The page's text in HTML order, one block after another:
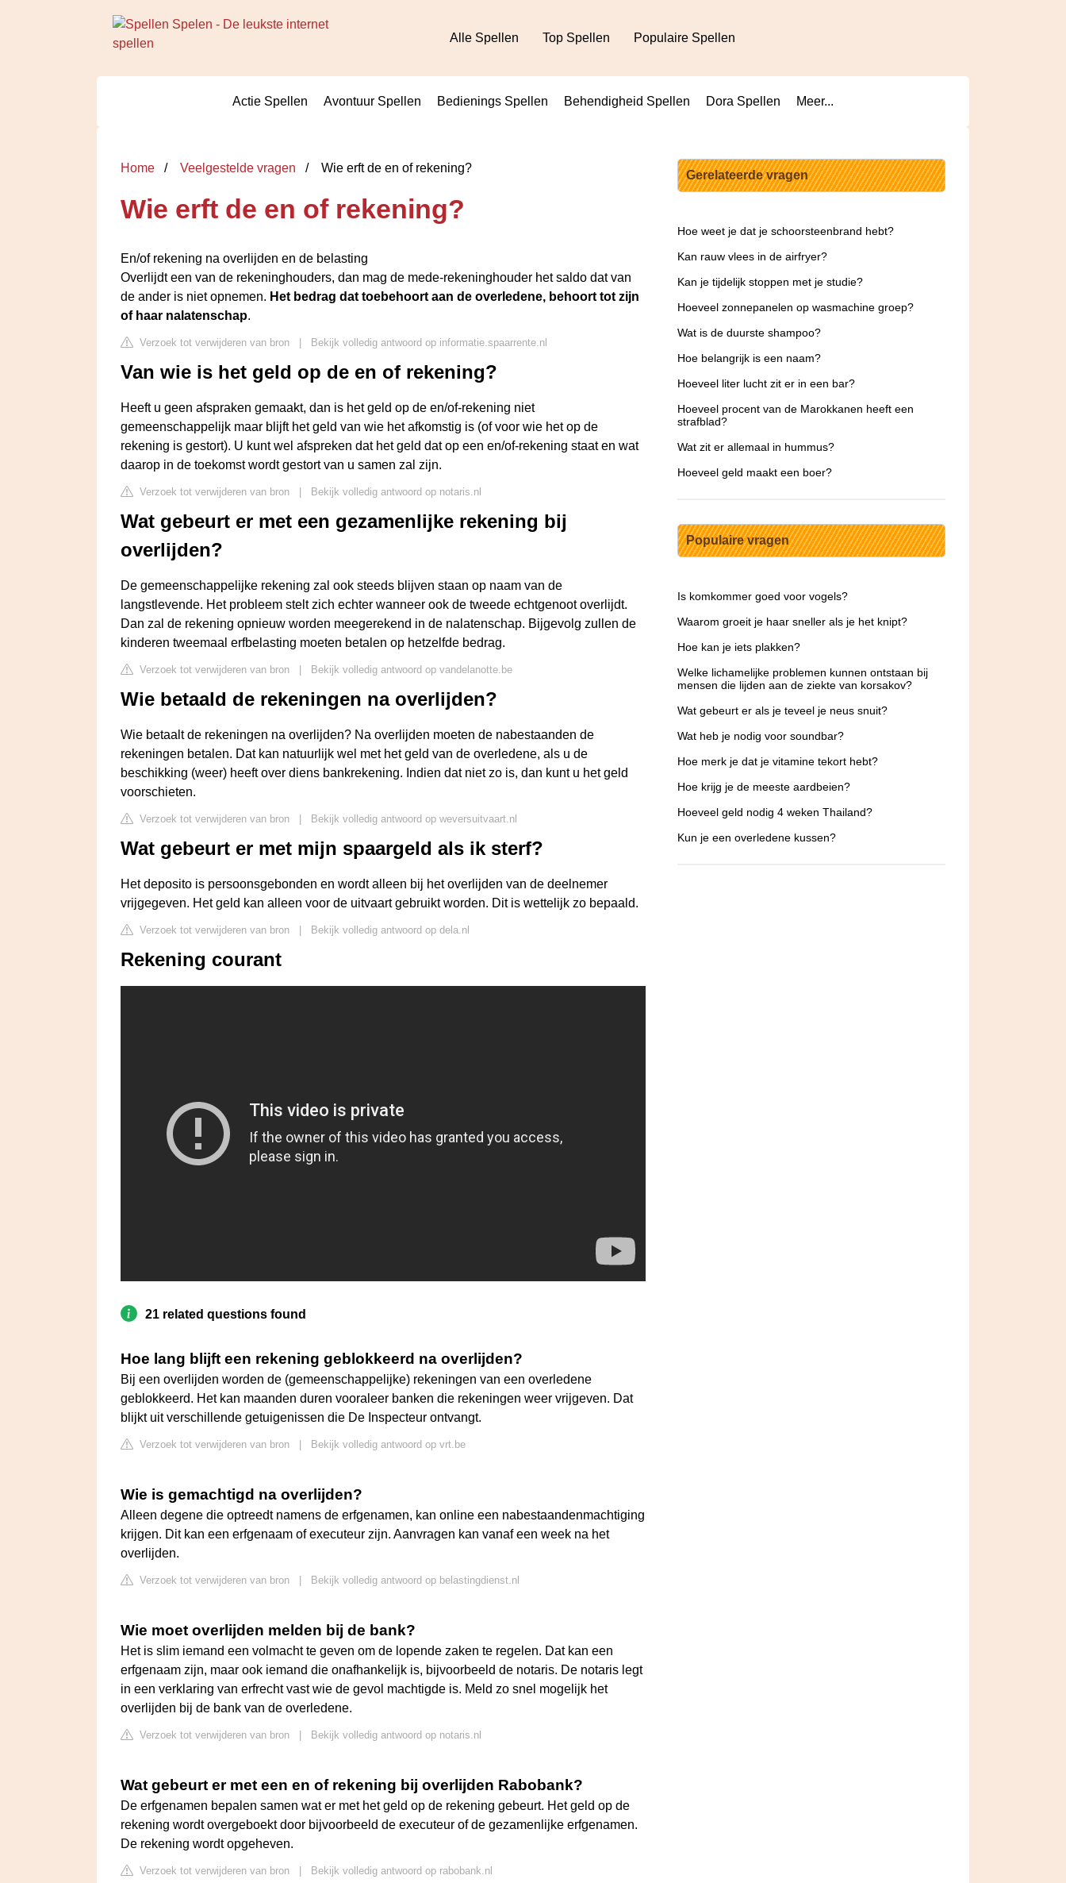
Alle Spellen Top Spellen Populaire Spellen
Actie Spellen Avontuur Spellen Bedienings Spellen Behendigheid Spellen Dora Spellen Meer...
Home Veelgestelde vragen Wie erft de en of rekening?
Wie erft de en of rekening?
En/of rekening na overlijden en de belasting
Overlijdt een van de rekeninghouders, dan mag de mede-rekeninghouder het saldo dat van
de ander is niet opnemen. Het bedrag dat toebehoort aan de overledene, behoort tot zijn
of haar nalatenschap.
Verzoek tot verwijderen van bron Bekijk volledig antwoord op informatie.spaarrente.nl
Van wie is het geld op de en of rekening?
Heeft u geen afspraken gemaakt, dan is het geld op de en/of-rekening niet
gemeenschappelijk maar blijft het geld van wie het afkomstig is (of voor wie het op de
rekening is gestort). U kunt wel afspreken dat het geld dat op een en/of-rekening staat en wat
daarop in de toekomst wordt gestort van u samen zal zijn.
Verzoek tot verwijderen van bron Bekijk volledig antwoord op notaris.nl
Wat gebeurt er met een gezamenlijke rekening bij
overlijden?
De gemeenschappelijke rekening zal ook steeds blijven staan op naam van de
langstlevende. Het probleem stelt zich echter wanneer ook de tweede echtgenoot overlijdt.
Dan zal de rekening opnieuw worden meegerekend in de nalatenschap. Bijgevolg zullen de
kinderen tweemaal erfbelasting moeten betalen op hetzelfde bedrag.
Verzoek tot verwijderen van bron Bekijk volledig antwoord op vandelanotte.be
Wie betaald de rekeningen na overlijden?
Wie betaalt de rekeningen na overlijden? Na overlijden moeten de nabestaanden de
rekeningen betalen. Dat kan natuurlijk wel met het geld van de overledene, als u de
beschikking (weer) heeft over diens bankrekening. Indien dat niet zo is, dan kunt u het geld
voorschieten.
Verzoek tot verwijderen van bron Bekijk volledig antwoord op weversuitvaart.nl
Wat gebeurt er met mijn spaargeld als ik sterf?
Het deposito is persoonsgebonden en wordt alleen bij het overlijden van de deelnemer
vrijgegeven. Het geld kan alleen voor de uitvaart gebruikt worden. Dit is wettelijk zo bepaald.
Verzoek tot verwijderen van bron Bekijk volledig antwoord op dela.nl
Rekening courant
21 related questions found
Hoe lang blijft een rekening geblokkeerd na overlijden?
Bij een overlijden worden de (gemeenschappelijke) rekeningen van een overledene
geblokkeerd. Het kan maanden duren vooraleer banken die rekeningen weer vrijgeven. Dat
blijkt uit verschillende getuigenissen die De Inspecteur ontvangt.
Verzoek tot verwijderen van bron Bekijk volledig antwoord op vrt.be
Wie is gemachtigd na overlijden?
Alleen degene die optreedt namens de erfgenamen, kan online een nabestaandenmachtiging
krijgen. Dit kan een erfgenaam of executeur zijn. Aanvragen kan vanaf een week na het
overlijden.
Verzoek tot verwijderen van bron Bekijk volledig antwoord op belastingdienst.nl
Wie moet overlijden melden bij de bank?
Het is slim iemand een volmacht te geven om de lopende zaken te regelen. Dat kan een
erfgenaam zijn, maar ook iemand die onafhankelijk is, bijvoorbeeld de notaris. De notaris legt
in een verklaring van erfrecht vast wie de gevol machtigde is. Meld zo snel mogelijk het
overlijden bij de bank van de overledene.
Verzoek tot verwijderen van bron Bekijk volledig antwoord op notaris.nl
Wat gebeurt er met een en of rekening bij overlijden Rabobank?
De erfgenamen bepalen samen wat er met het geld op de rekening gebeurt. Het geld op de
rekening wordt overgeboekt door bijvoorbeeld de executeur of de gezamenlijke erfgenamen.
De rekening wordt opgeheven.
Verzoek tot verwijderen van bron Bekijk volledig antwoord op rabobank.nl
Gerelateerde vragen
Hoe weet je dat je schoorsteenbrand hebt?
Kan rauw vlees in de airfryer?
Kan je tijdelijk stoppen met je studie?
Hoeveel zonnepanelen op wasmachine groep?
Wat is de duurste shampoo?
Hoe belangrijk is een naam?
Hoeveel liter lucht zit er in een bar?
Hoeveel procent van de Marokkanen heeft een
strafblad?
Wat zit er allemaal in hummus?
Hoeveel geld maakt een boer?
Populaire vragen
Is komkommer goed voor vogels?
Waarom groeit je haar sneller als je het knipt?
Hoe kan je iets plakken?
Welke lichamelijke problemen kunnen ontstaan bij
mensen die lijden aan de ziekte van korsakov?
Wat gebeurt er als je teveel je neus snuit?
Wat heb je nodig voor soundbar?
Hoe merk je dat je vitamine tekort hebt?
Hoe krijg je de meeste aardbeien?
Hoeveel geld nodig 4 weken Thailand?
Kun je een overledene kussen?